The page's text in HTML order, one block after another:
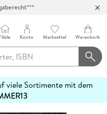
Konto Merkzettel Warenkorb
viele Sortimente mit dem